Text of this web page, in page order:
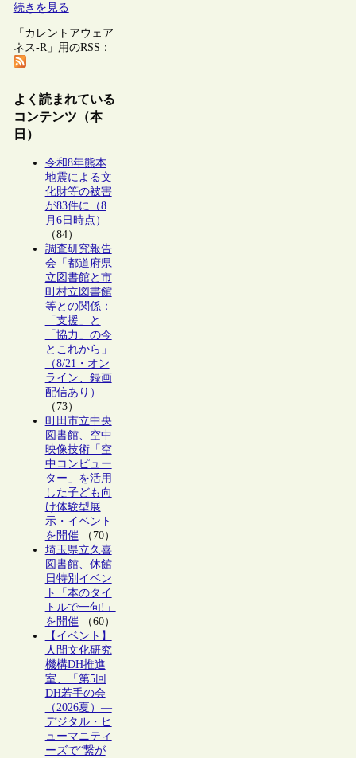
続きを見る
「カレントアウェア
ネス-R」用のRSS：
よく読まれている
コンテンツ（本
日）
令和8年熊本
地震による文
化財等の被害
が83件に（8
月6日時点）
（84）
調査研究報告
会「都道府県
立図書館と市
町村立図書館
等との関係：
「支援」と
「協力」の今
とこれから」
（8/21・オン
ライン、録画
配信あり）
（73）
町田市立中央
図書館、空中
映像技術「空
中コンピュー
ター」を活用
した子ども向
け体験型展
示・イベント
を開催（70）
埼玉県立久喜
図書館、休館
日特別イベン
ト「本のタイ
トルで一句!」
を開催（60）
【イベント】
人間文化研究
機構DH推進
室、「第5回
DH若手の会
（2026夏）―
デジタル・ヒ
ューマニティ
ーズで“繋が